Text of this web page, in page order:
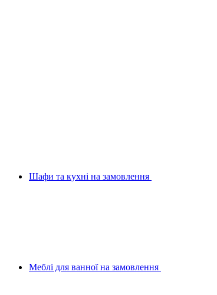
Шафи та кухні на замовлення
Меблі для ванної на замовлення